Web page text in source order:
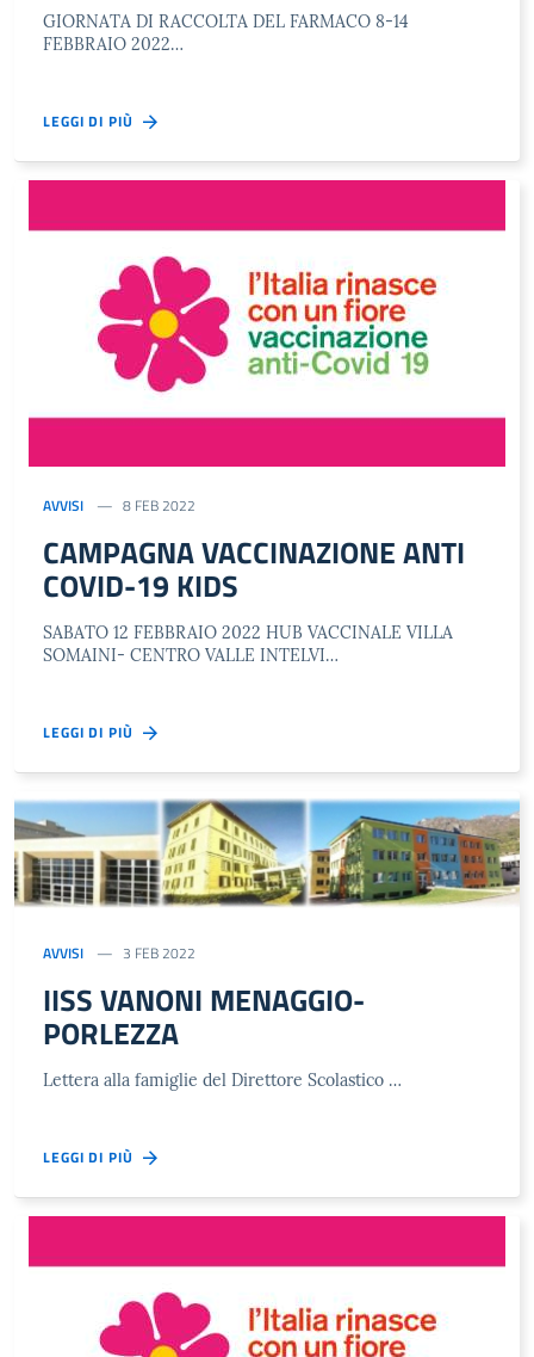
GIORNATA DI RACCOLTA DEL FARMACO 8-14
FEBBRAIO 2022…
LEGGI DI PIÙ
AVVISI 8 FEB 2022
CAMPAGNA VACCINAZIONE ANTI
COVID-19 KIDS
SABATO 12 FEBBRAIO 2022 HUB VACCINALE VILLA
SOMAINI- CENTRO VALLE INTELVI…
LEGGI DI PIÙ
AVVISI 3 FEB 2022
IISS VANONI MENAGGIO-
PORLEZZA
Lettera alla famiglie del Direttore Scolastico …
LEGGI DI PIÙ